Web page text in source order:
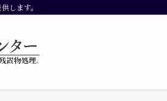
します。